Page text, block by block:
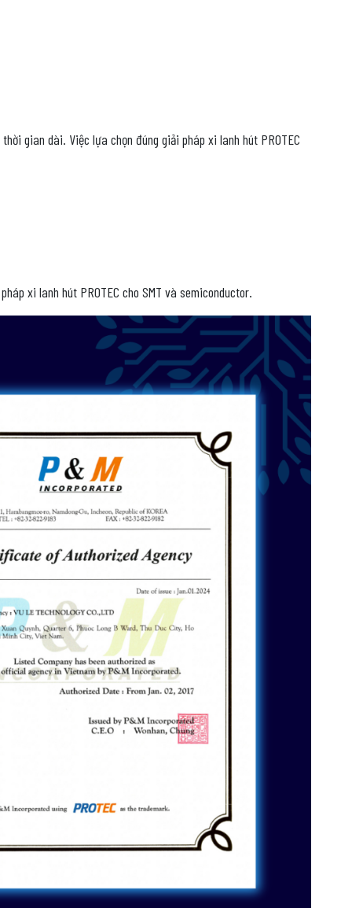
gian dài. Việc lựa chọn đúng giải pháp xi lanh hút PROTEC
xi lanh hút PROTEC cho SMT và semiconductor.